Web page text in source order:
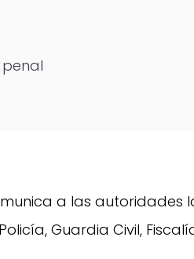
a las autoridades
Guardia Civil,